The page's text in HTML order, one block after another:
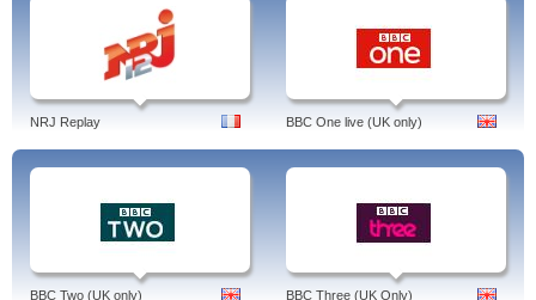
NRJ Replay BBC One live (UK only)
BBC Two (UK only) BBC Three (UK Only)